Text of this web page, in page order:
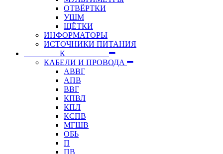
ОТВЁРТКИ
УШМ
ЩЁТКИ
ИНФОРМАТОРЫ
ИСТОЧНИКИ ПИТАНИЯ
⠀⠀⠀⠀⠀⠀К⠀⠀⠀⠀⠀⠀⠀
КАБЕЛИ И ПРОВОДА
АВВГ
АПВ
ВВГ
КПВЛ
КПЛ
КСПВ
МГШВ
ОБЬ
П
ПВ